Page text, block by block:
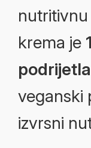
krema je
podrijetla
veganski
izvrsni